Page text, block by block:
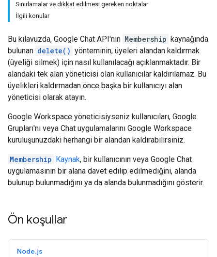
Sınırlamalar ve dikkat edilmesi gereken noktalar
İlgili konular
Bu kılavuzda, Google Chat API'nin Membership kaynağında
bulunan delete() yönteminin, üyeleri alandan kaldırmak
(üyeliği silmek) için nasıl kullanılacağı açıklanmaktadır. Bir
alandaki tek alan yöneticisi olan kullanıcılar kaldırılamaz. Bu
üyelikleri kaldırmadan önce başka bir kullanıcıyı alan
yöneticisi olarak atayın.
Google Workspace yöneticisiyseniz kullanıcıları, Google
Grupları'nı veya Chat uygulamalarını Google Workspace
kuruluşunuzdaki herhangi bir alandan kaldırabilirsiniz.
Membership Kaynak, bir kullanıcının veya Google Chat
uygulamasının bir alana davet edilip edilmediğini, alanda
bulunup bulunmadığını ya da alanda bulunmadığını gösterir.
Ön koşullar
Node.js